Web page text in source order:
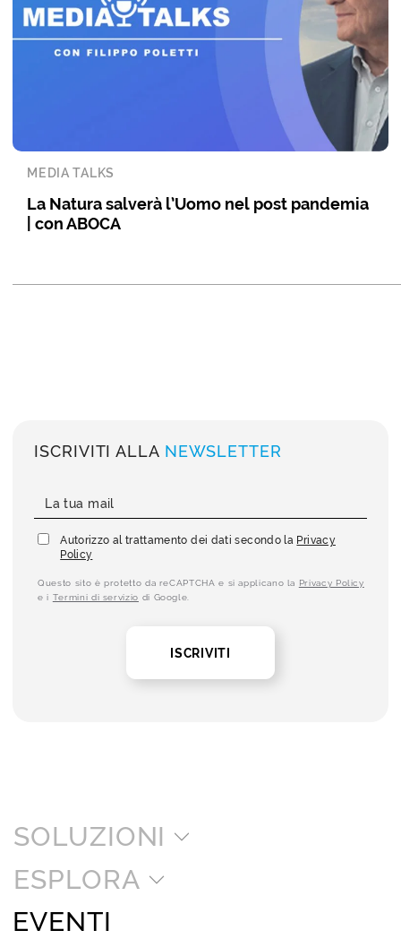
MEDIA TALKS
La Natura salverà l’Uomo nel post pandemia
| con ABOCA
ISCRIVITI ALLA NEWSLETTER
Autorizzo al trattamento dei dati secondo la Privacy
Policy
Questo sito è protetto da reCAPTCHA e si applicano la Privacy Policy
e i Termini di servizio di Google.
ISCRIVITI
SOLUZIONI
ESPLORA
EVENTI